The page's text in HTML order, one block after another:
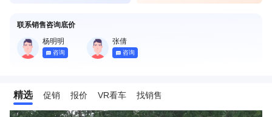
联系销售咨询底价
杨明明
咨询
张倩
咨询
精选 促销 报价 VR看车 找销售